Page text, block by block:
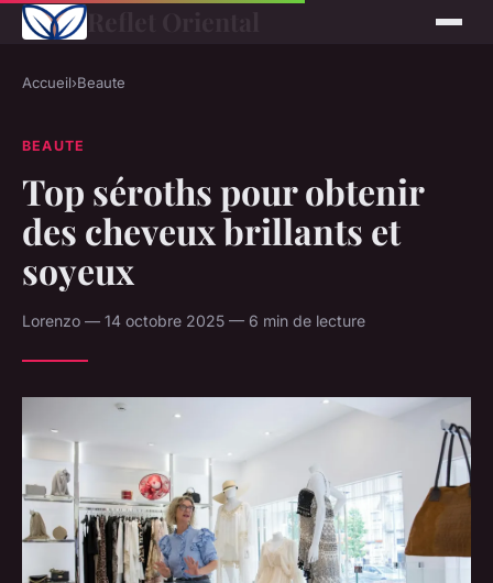
Reflet Oriental
Accueil›Beaute
BEAUTE
Top séroths pour obtenir
des cheveux brillants et
soyeux
Lorenzo — 14 octobre 2025 — 6 min de lecture